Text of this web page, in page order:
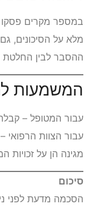
במספר מקרים פסקו
מלא על הסיכונים,
ההסבר לבין החלטת
המשמעות
עבור המטופל –
עבור הצוות הרפואי
מגינה הן על זכויות
סיכום
הסכמה מדעת לפני